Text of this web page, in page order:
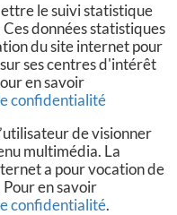
le suivi statistique
données statistiques
du site internet pour
ses centres d'intérêt
en savoir
confidentialité
de visionner
multimédia. La
a pour vocation de
en savoir
confidentialité.